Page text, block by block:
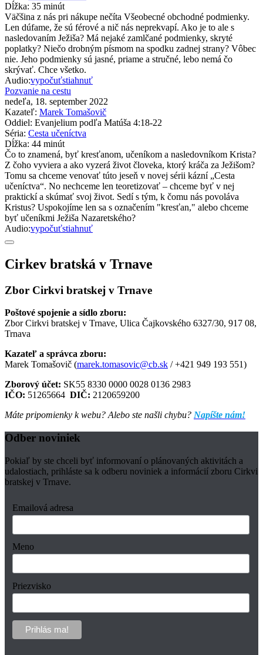
Dĺžka: 35 minút
Väčšina z nás pri nákupe nečíta Všeobecné obchodné podmienky.
Len dúfame, že sú férové a nič nás neprekvapí. Ako je to ale s
nasledovaním Ježiša? Má nejaké zamlčané podmienky, skryté
poplatky? Niečo drobným písmom na spodku zadnej strany? Vôbec
nie. Jeho podmienky sú jasné, priame a stručné, lebo nemá čo
skrývať. Chce všetko.
Audio:vypočuťstiahnuť
Pozvanie na cestu
nedeľa, 18. september 2022
Kazateľ: Marek Tomašovič
Oddiel: Evanjelium podľa Matúša 4:18-22
Séria: Cesta učeníctva
Dĺžka: 44 minút
Čo to znamená, byť kresťanom, učeníkom a nasledovníkom Krista?
Z čoho vyviera a ako vyzerá život človeka, ktorý kráča za Ježišom?
Tomu sa chceme venovať túto jeseň v novej sérii kázní „Cesta
učeníctva“. No nechceme len teoretizovať – chceme byť v nej
praktickí a skúmať svoj život. Sedí s tým, k čomu nás povoláva
Kristus? Uspokojíme len sa s označením "kresťan," alebo chceme
byť učeníkmi Ježiša Nazaretského?
Audio:vypočuťstiahnuť
Cirkev bratská v Trnave
Zbor Cirkvi bratskej v Trnave
Poštové spojenie a sídlo zboru:
Zbor Cirkvi bratskej v Trnave, Ulica Čajkovského 6327/30, 917 08,
Trnava
Kazateľ a správca zboru:
Marek Tomašovič (marek.tomasovic@cb.sk / +421 949 193 551)
Zborový účet: SK55 8330 0000 0028 0136 2983
IČO: 51265664 DIČ: 2120659200
Máte pripomienky k webu? Alebo ste našli chybu? Napíšte nám!
Odber noviniek
Pokiaľ by ste chceli byť informovaní o plánovaných aktivitách a
udalostiach, prihláste sa k odberu noviniek a informácií zboru Cirkvi
bratskej v Trnave.
Emailová adresa
Meno
Priezvisko